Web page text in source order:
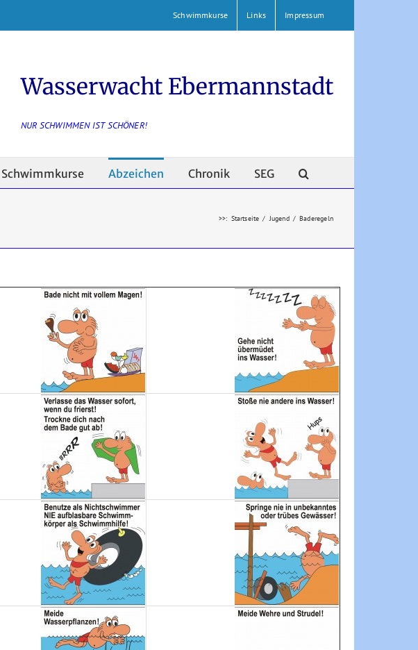
Schwimmkurse Links Impressum
Wasserwacht Ebermannstadt
NUR SCHWIMMEN IST SCHÖNER!
Schwimmkurse Abzeichen Chronik SEG
>>: Startseite / Jugend / Baderegeln